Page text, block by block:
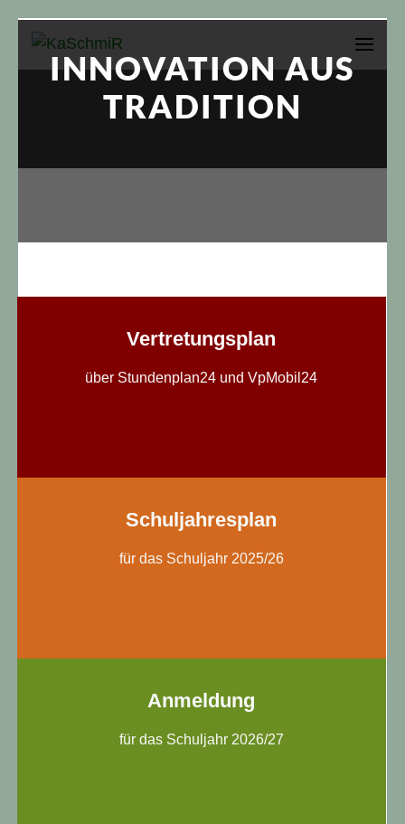
Inhalt
springen
KaSchmiR
Karl-Schmidt-Rottluff-Gymnasium Chemnitz
INNOVATION AUS
TRADITION
Vertretungsplan
über Stundenplan24 und VpMobil24
Schuljahresplan
für das Schuljahr 2025/26
Anmeldung
für das Schuljahr 2026/27